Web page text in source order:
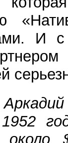
И
около